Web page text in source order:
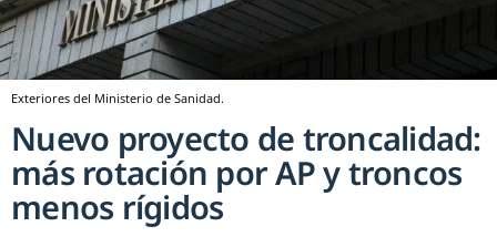
Exteriores del Ministerio de Sanidad.
Nuevo proyecto de troncalidad:
más rotación por AP y troncos
menos rígidos